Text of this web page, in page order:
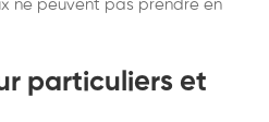
ne peuvent pas prendre en
particuliers et